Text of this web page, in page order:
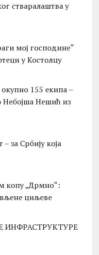
стваралаштва у
мој господине“
у Костолцу
155 екипа –
Небојша Нешић из
за Србију која
копу „Дрмно“:
циљеве